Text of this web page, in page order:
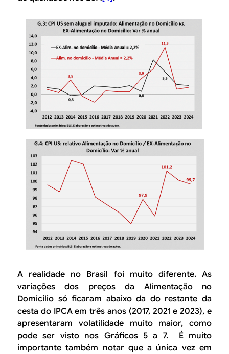
A realidade no Brasil foi muito diferente. As
variações dos preços da Alimentação no
Domicílio só ficaram abaixo da do restante da
cesta do IPCA em três anos (2017, 2021 e 2023), e
apresentaram volatilidade muito maior, como
pode ser visto nos Gráficos 5 a 7. É muito
importante também notar que a única vez em